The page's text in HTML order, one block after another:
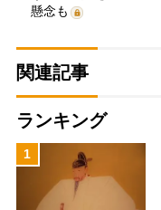
懸念も
関連記事
ランキング
1